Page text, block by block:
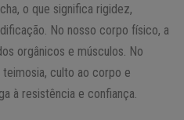
o que significa rigidez,
No nosso corpo físico, a
orgânicos e músculos. No
culto ao corpo e
à resistência e confiança.